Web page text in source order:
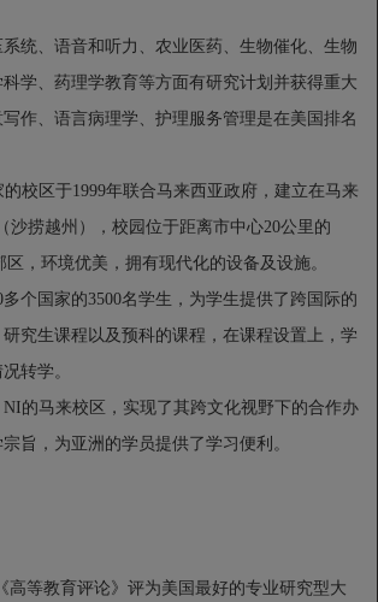
统、语音和听力、农业医药、生物催化、生物
学、药理学教育等方面有研究计划并获得重大
作、语言病理学、护理服务管理是在美国排名
校区于1999年联合马来西亚政府，建立在马来
沙捞越州），校园位于距离市中心20公里的
区，环境优美，拥有现代化的设备及设施。
个国家的3500名学生，为学生提供了跨国际的
究生课程以及预科的课程，在课程设置上，学
转学。
的马来校区，实现了其跨文化视野下的合作办
旨，为亚洲的学员提供了学习便利。
高等教育评论》评为美国最好的专业研究型大